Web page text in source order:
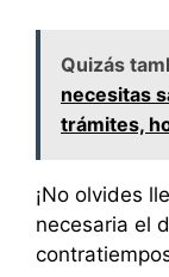
Quizás
necesitas
trámites,
¡No olvides
necesaria el